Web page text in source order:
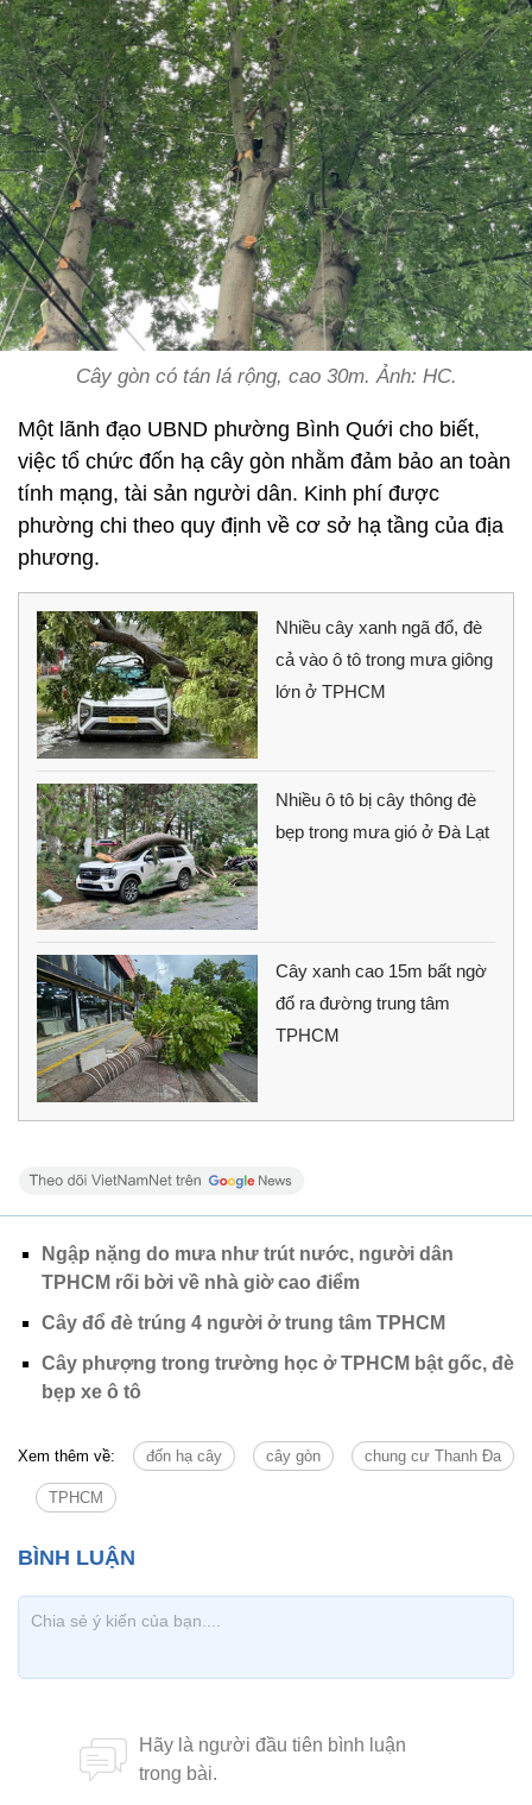
Cây gòn có tán lá rộng, cao 30m. Ảnh: HC.
Một lãnh đạo UBND phường Bình Quới cho biết,
việc tổ chức đốn hạ cây gòn nhằm đảm bảo an toàn
tính mạng, tài sản người dân. Kinh phí được
phường chi theo quy định về cơ sở hạ tầng của địa
phương.
Nhiều cây xanh ngã đổ, đè
cả vào ô tô trong mưa giông
lớn ở TPHCM
Nhiều ô tô bị cây thông đè
bẹp trong mưa gió ở Đà Lạt
Cây xanh cao 15m bất ngờ
đổ ra đường trung tâm
TPHCM
Ngập nặng do mưa như trút nước, người dân
TPHCM rối bời về nhà giờ cao điểm
Cây đổ đè trúng 4 người ở trung tâm TPHCM
Cây phượng trong trường học ở TPHCM bật gốc, đè
bẹp xe ô tô
Xem thêm về: đốn hạ cây cây gòn chung cư Thanh Đa
TPHCM